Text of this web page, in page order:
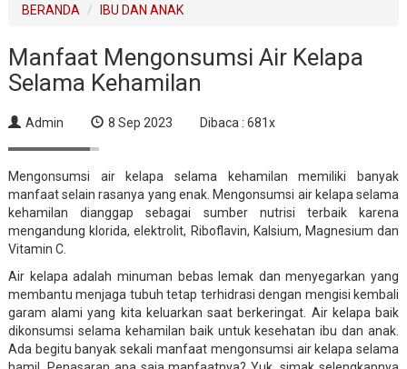
BERANDA IBU DAN ANAK
Manfaat Mengonsumsi Air Kelapa
Selama Kehamilan
Admin 8 Sep 2023 Dibaca : 681x
Mengonsumsi air kelapa selama kehamilan memiliki banyak
manfaat selain rasanya yang enak. Mengonsumsi air kelapa selama
kehamilan dianggap sebagai sumber nutrisi terbaik karena
mengandung klorida, elektrolit, Riboflavin, Kalsium, Magnesium dan
Vitamin C.
Air kelapa adalah minuman bebas lemak dan menyegarkan yang
membantu menjaga tubuh tetap terhidrasi dengan mengisi kembali
garam alami yang kita keluarkan saat berkeringat. Air kelapa baik
dikonsumsi selama kehamilan baik untuk kesehatan ibu dan anak.
Ada begitu banyak sekali manfaat mengonsumsi air kelapa selama